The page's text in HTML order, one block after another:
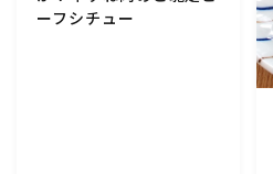
根菜料理（にんじん・ごぼう・
芋類(じゃが芋・さつま芋・里芋
ーフシチュー